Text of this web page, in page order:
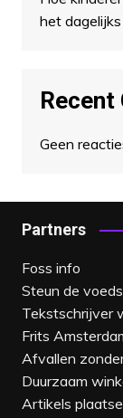
het
Recent
Geen
Partners
Foss info
Steun de
Tekstschrijver
Frits
Afvallen
Duurzaam
Artikels